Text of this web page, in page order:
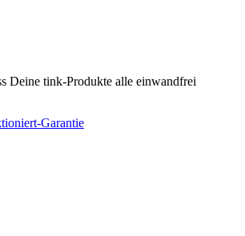
Deine tink-Produkte alle einwandfrei
Garantie